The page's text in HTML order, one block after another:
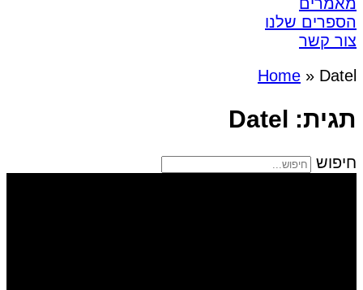
הספרים שלנו
צור קשר
Home » Datel
תגית: Datel
חיפוש